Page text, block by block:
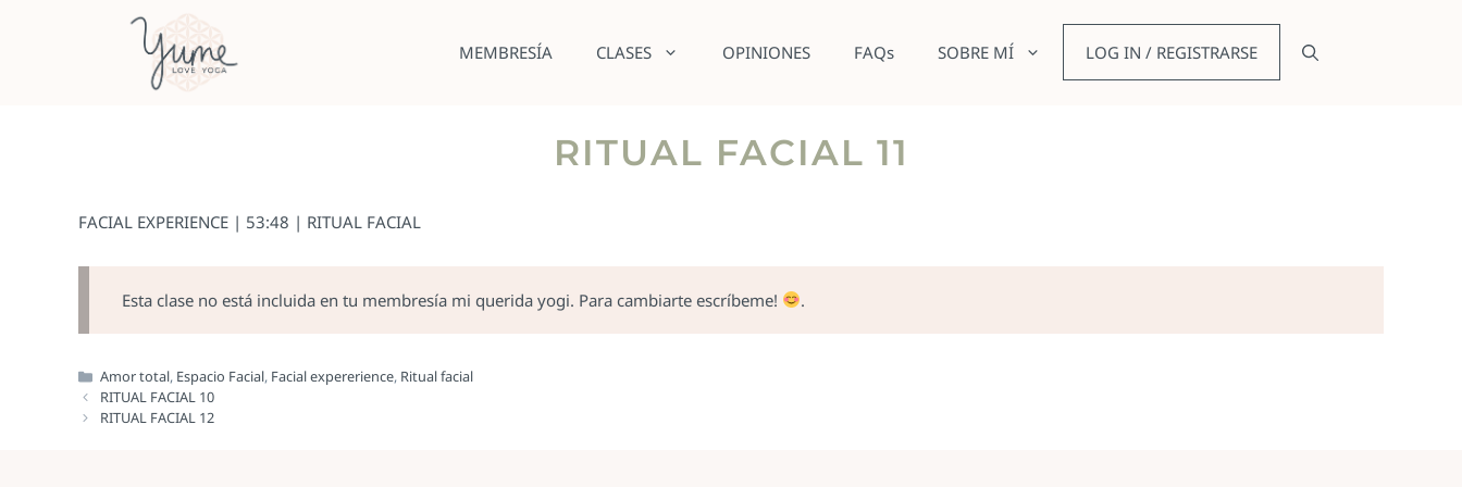
MEMBRESÍA CLASES OPINIONES FAQs SOBRE MÍ LOG IN / REGISTRARSE
RITUAL FACIAL 11
FACIAL EXPERIENCE | 53:48 | RITUAL FACIAL
Esta clase no está incluida en tu membresía mi querida yogi. Para cambiarte escríbeme! .
Amor total, Espacio Facial, Facial expererience, Ritual facial
RITUAL FACIAL 10
RITUAL FACIAL 12